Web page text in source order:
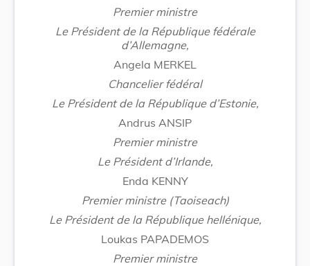
Premier ministre
Le Président de la République fédérale
d’Allemagne,
Angela MERKEL
Chancelier fédéral
Le Président de la République d’Estonie,
Andrus ANSIP
Premier ministre
Le Président d’Irlande,
Enda KENNY
Premier ministre (Taoiseach)
Le Président de la République hellénique,
Loukas PAPADEMOS
Premier ministre